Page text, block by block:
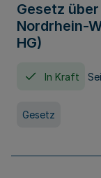
Gesetz
Nordrhein-
HG)
In Kraft
Gesetz